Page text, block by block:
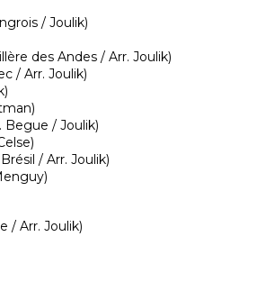
/ Joulik)
des Andes / Arr. Joulik)
/ Arr. Joulik)
Begue / Joulik)
/ Arr. Joulik)
/ Arr. Joulik)